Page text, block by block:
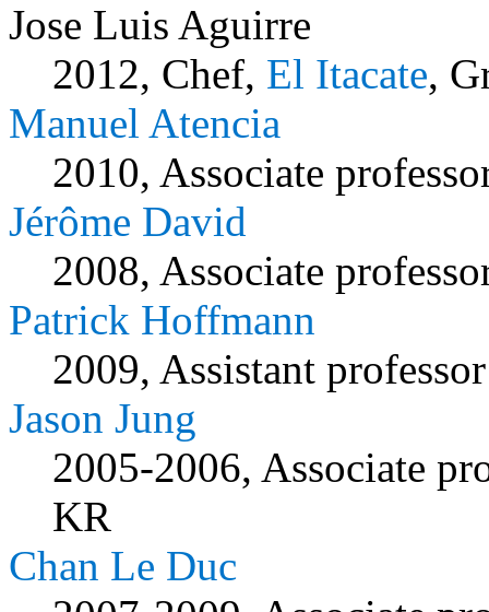
Jose Luis Aguirre
2012, Chef, El Itacate,
Manuel Atencia
2010, Associate
Jérôme David
2008, Associate
Patrick Hoffmann
2009, Assistant
Jason Jung
2005-2006, Associate
KR
Chan Le Duc